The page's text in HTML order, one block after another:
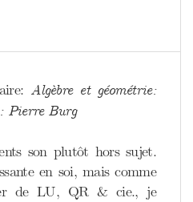
Algèbre et géométrie:
Pierre Burg
son plutôt hors sujet.
en soi, mais comme
de LU, QR & cie., je